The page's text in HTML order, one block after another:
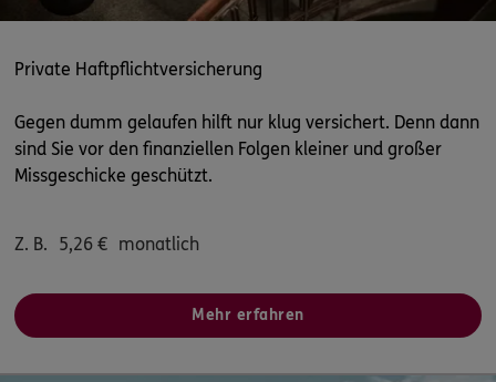
Private Haftpflichtversicherung
Gegen dumm gelaufen hilft nur klug versichert. Denn dann
sind Sie vor den finanziellen Folgen kleiner und großer
Missgeschicke geschützt.
Z. B. 5,26 € monatlich
Mehr erfahren